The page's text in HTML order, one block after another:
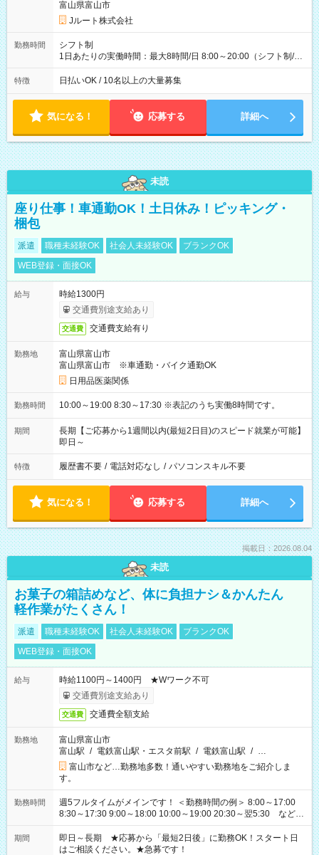
収40万円~50万円／週6日稼働 ＜モデルイメージ＞ ■月収50万
円 (27歳男性/江東区在住)※元建築関係 1日150個配達×25日勤務
(日休み) ■月収80万円(43歳男性/墨田区在住)※元営業 1日200個
富山県富山市
Jルート株式会社
勤務時間
シフト制
1日あたりの実働時間：最大8時間/日 8:00～20:00（シフト制/実
働8時間） ※週5日勤務（場所次第では週4も有り） ※配達状況
によって時間外での勤務可能性有り ※案件により多少の前後あ
特徴 日払いOK / 10名以上の大量募集
気になる！ 応募する 詳細へ
未読
座り仕事！車通勤OK！土日休み！ピッキング・
梱包
派遣 職種未経験OK 社会人未経験OK
ブランクOK
WEB登録・面接OK
給与
時給1300円
交通費別途支給あり
交通費 交通費支給有り
勤務地
富山県富山市
富山県富山市 ※車通勤・バイク通勤OK
日用品医薬関係
勤務時間 10:00～19:00 8:30～17:30 ※表記のうち実働8時間です。
期間
長期【ご応募から1週間以内(最短2日目)のスピード就業が可能】
即日～
特徴 履歴書不要 / 電話対応なし / パソコンスキル不要
気になる！ 応募する 詳細へ
掲載日：2026.08.04
未読
お菓子の箱詰めなど、体に負担ナシ＆かんたん
軽作業がたくさん！
派遣 職種未経験OK 社会人未経験OK
ブランクOK
WEB登録・面接OK
給与
時給1100円～1400円 ★Wワーク不可
交通費別途支給あり
交通費 交通費全額支給
勤務地
富山県富山市
富山駅 / 電鉄富山駅・エスタ前駅 / 電鉄富山駅 / …
富山市など…勤務地多数！通いやすい勤務地をご紹介しま
す。
勤務時間
週5フルタイムがメインです！ ＜勤務時間の例＞ 8:00～17:00
8:30～17:30 9:00～18:00 10:00～19:00 20:30～翌5:30 など ★
その他にも勤務時間多数！ 日勤のみ、残業なし、交替制など
ご希望を教えてください！
期間
即日～長期 ★応募から「最短2日後」に勤務OK！スタート日
はご相談ください。★急募です！